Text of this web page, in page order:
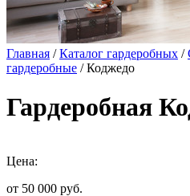
Главная /Каталог гардеробных /
гардеробные / Коджедо
Гардеробная
Цена:
от 50 000 руб.